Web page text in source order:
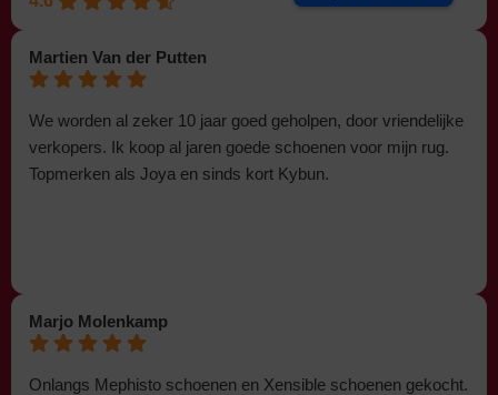
Martien Van der Putten
We worden al zeker 10 jaar goed geholpen, door vriendelijke
verkopers. Ik koop al jaren goede schoenen voor mijn rug.
Topmerken als Joya en sinds kort Kybun.
Marjo Molenkamp
Onlangs Mephisto schoenen en Xensible schoenen gekocht.